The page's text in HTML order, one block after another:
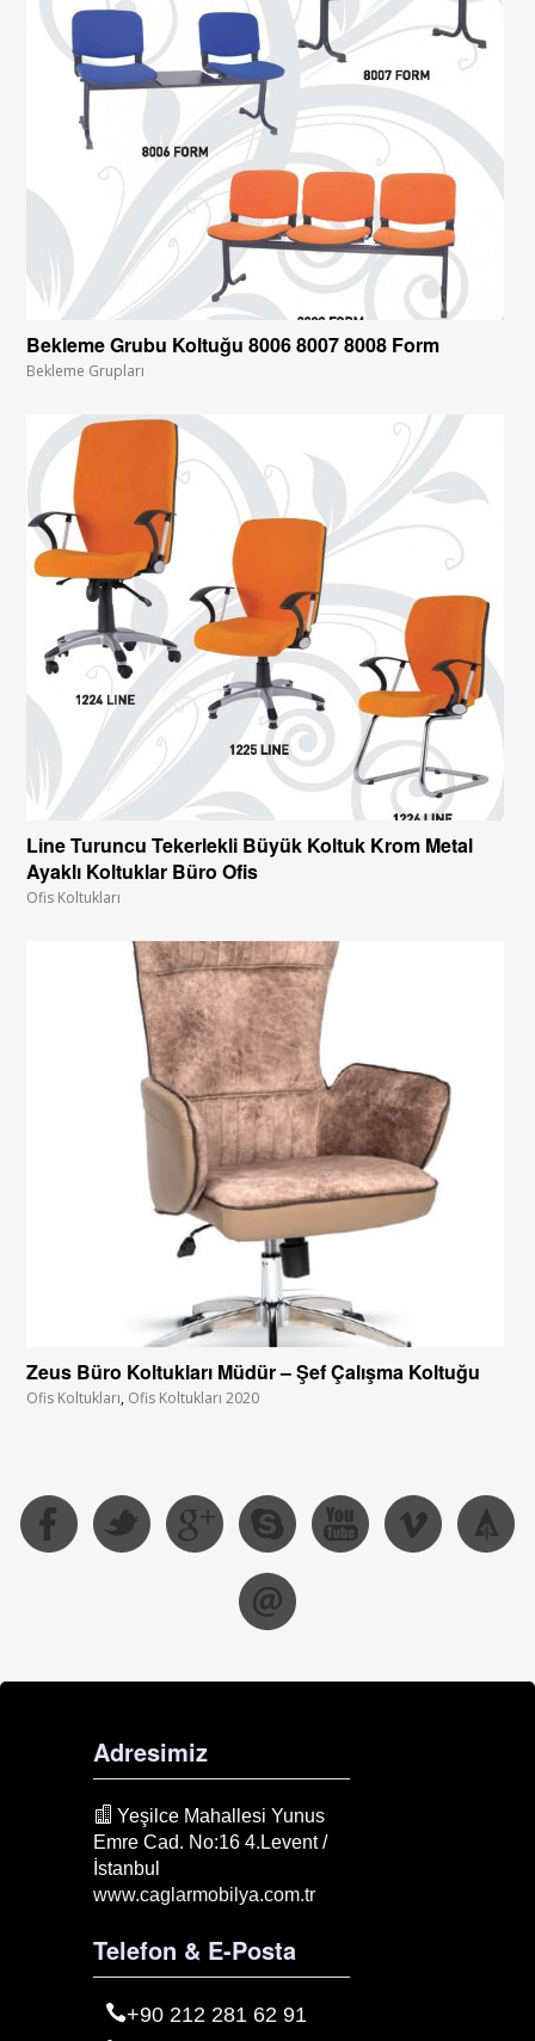
Bekleme Grubu Koltuğu 8006 8007 8008 Form
Bekleme Grupları
Line Turuncu Tekerlekli Büyük Koltuk Krom Metal
Ayaklı Koltuklar Büro Ofis
Ofis Koltukları
Zeus Büro Koltukları Müdür – Şef Çalışma Koltuğu
Ofis Koltukları, Ofis Koltukları 2020
Adresimiz
Yeşilce Mahallesi Yunus
Emre Cad. No:16 4.Levent /
İstanbul
www.caglarmobilya.com.tr
Telefon & E-Posta
+90 212 281 62 91